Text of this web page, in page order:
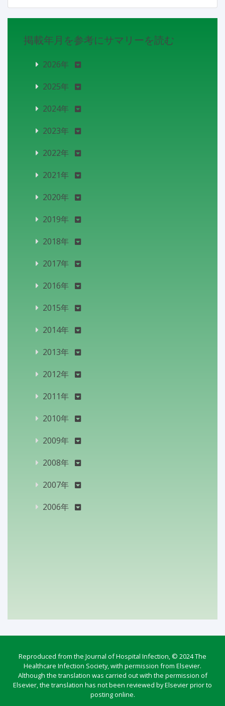
掲載年月を参考にサマリーを読む
2026年
2025年
2024年
2023年
2022年
2021年
2020年
2019年
2018年
2017年
2016年
2015年
2014年
2013年
2012年
2011年
2010年
2009年
2008年
2007年
2006年
Reproduced from the Journal of Hospital Infection, © 2024 The
Healthcare Infection Society, with permission from Elsevier.
Although the translation was carried out with the permission of
Elsevier, the translation has not been reviewed by Elsevier prior to
posting online.